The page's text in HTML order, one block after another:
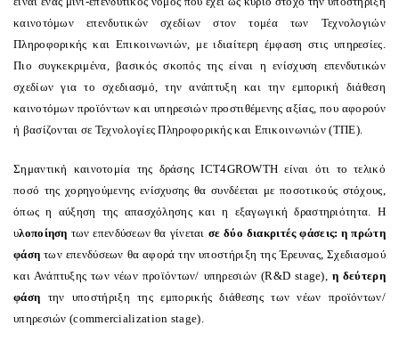
καινοτόμων επενδυτικών σχεδίων στον τομέα των Τεχνολογιών
Πληροφορικής και Επικοινωνιών, με ιδιαίτερη έμφαση στις υπηρεσίες.
Πιο συγκεκριμένα, βασικός σκοπός της είναι η ενίσχυση επενδυτικών
σχεδίων για το σχεδιασμό, την ανάπτυξη και την εμπορική διάθεση
καινοτόμων προϊόντων και υπηρεσιών προστιθέμενης αξίας, που αφορούν
ή βασίζονται σε Τεχνολογίες Πληροφορικής και Επικοινωνιών (ΤΠΕ).
Σημαντική καινοτομία της δράσηςICT4GROWTH είναι ότι το τελικό
ποσό της χορηγούμενης ενίσχυσης θα συνδέεται με ποσοτικούς στόχους,
όπως η αύξηση της απασχόλησης και η εξαγωγική δραστηριότητα. Η
υλοποίηση των επενδύσεων θα γίνεται σε δύο διακριτές φάσεις: η πρώτη
φάση των επενδύσεων θα αφορά την υποστήριξη της Έρευνας, Σχεδιασμού
και Ανάπτυξης των νέων προϊόντων/ υπηρεσιών (R&D stage), η δεύτερη
φάση την υποστήριξη της εμπορικής διάθεσης των νέων προϊόντων/
υπηρεσιών (commercialization stage).